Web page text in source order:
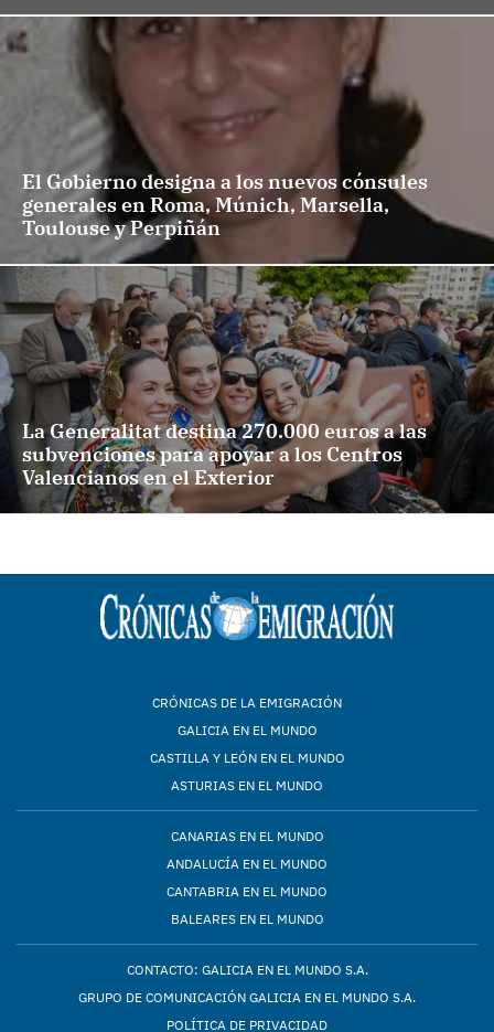
El Gobierno designa a los nuevos cónsules
generales en Roma, Múnich, Marsella,
Toulouse y Perpiñán
La Generalitat destina 270.000 euros a las
subvenciones para apoyar a los Centros
Valencianos en el Exterior
CRÓNICAS DE LA EMIGRACIÓN
GALICIA EN EL MUNDO
CASTILLA Y LEÓN EN EL MUNDO
ASTURIAS EN EL MUNDO
CANARIAS EN EL MUNDO
ANDALUCÍA EN EL MUNDO
CANTABRIA EN EL MUNDO
BALEARES EN EL MUNDO
CONTACTO: GALICIA EN EL MUNDO S.A.
GRUPO DE COMUNICACIÓN GALICIA EN EL MUNDO S.A.
POLÍTICA DE PRIVACIDAD